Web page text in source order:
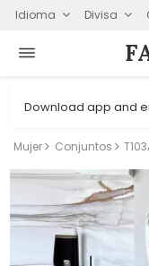
Idioma Divisa
Download app and
Mujer Conjuntos